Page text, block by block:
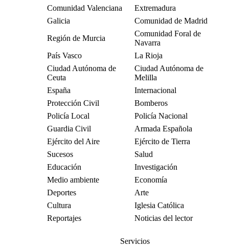
Comunidad Valenciana
Extremadura
Galicia
Comunidad de Madrid
Región de Murcia
Comunidad Foral de
Navarra
País Vasco
La Rioja
Ciudad Autónoma de
Ceuta
Ciudad Autónoma de
Melilla
España
Internacional
Protección Civil
Bomberos
Policía Local
Policía Nacional
Guardia Civil
Armada Española
Ejército del Aire
Ejército de Tierra
Sucesos
Salud
Educación
Investigación
Medio ambiente
Economía
Deportes
Arte
Cultura
Iglesia Católica
Reportajes
Noticias del lector
Servicios